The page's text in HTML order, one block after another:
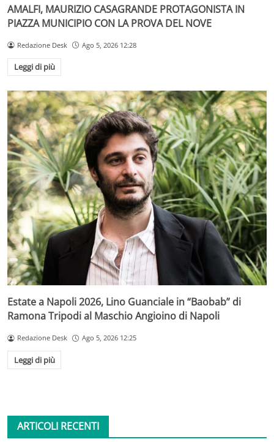
AMALFI, MAURIZIO CASAGRANDE PROTAGONISTA IN
PIAZZA MUNICIPIO CON LA PROVA DEL NOVE
Redazione Desk Ago 5, 2026 12:28
Leggi di più
Estate a Napoli 2026, Lino Guanciale in “Baobab” di
Ramona Tripodi al Maschio Angioino di Napoli
Redazione Desk Ago 5, 2026 12:25
Leggi di più
ARTICOLI RECENTI